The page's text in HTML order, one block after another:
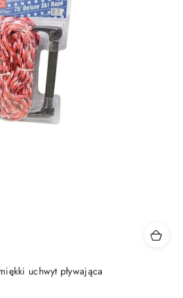
uchwyt pływająca